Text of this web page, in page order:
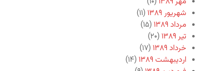
شهریور ۱۳۸۹
(۱۱)
مرداد ۱۳۸۹
(۱۵)
تیر ۱۳۸۹
(۲۰)
خرداد ۱۳۸۹
(۱۷)
اردیبهشت ۱۳۸۹
(۱۴)